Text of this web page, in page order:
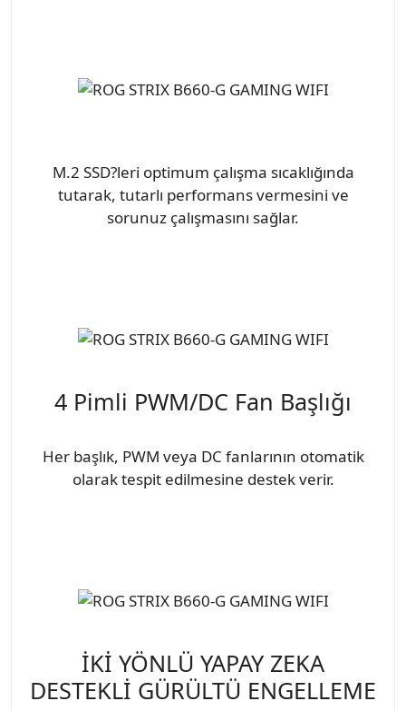
M.2 SSD?leri optimum çalışma sıcaklığında
tutarak, tutarlı performans vermesini ve
sorunuz çalışmasını sağlar.
4 Pimli PWM/DC Fan Başlığı
Her başlık, PWM veya DC fanlarının otomatik
olarak tespit edilmesine destek verir.
İKİ YÖNLÜ YAPAY ZEKA
DESTEKLİ GÜRÜLTÜ ENGELLEME